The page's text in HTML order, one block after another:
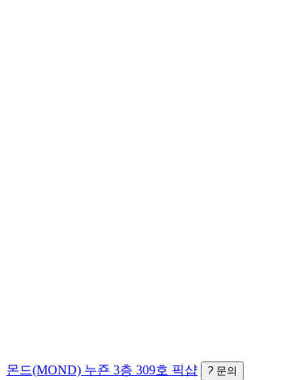
몬드(MOND) 누죤 3층 309호 픽샵 ? 문의